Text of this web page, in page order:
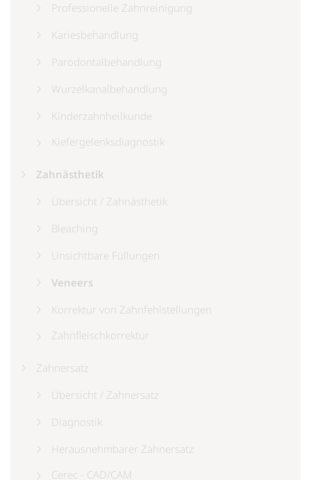
Professionelle Zahnreinigung
Kariesbehandlung
Parodontalbehandlung
Wurzelkanalbehandlung
Kinderzahnheilkunde
Kiefergelenksdiagnostik
Zahnästhetik
Übersicht / Zahnästhetik
Bleaching
Unsichtbare Füllungen
Veneers
Korrektur von Zahnfehlstellungen
Zahnfleischkorrektur
Zahnersatz
Übersicht / Zahnersatz
Diagnostik
Herausnehmbarer Zahnersatz
Cerec - CAD/CAM